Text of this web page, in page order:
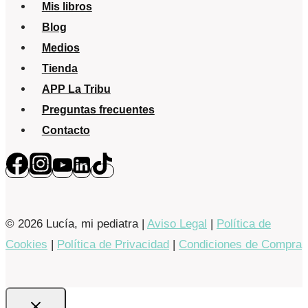
la
vida”
El
Mis libros
Blog
Medios
Tienda
APP La Tribu
Preguntas frecuentes
Contacto
© 2026 Lucía, mi pediatra | Aviso Legal | Política de
Cookies | Política de Privacidad | Condiciones de Compra